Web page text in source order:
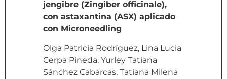
jengibre (Zingiber officinale),
con astaxantina (ASX) aplicado
con Microneedling
Olga Patricia Rodríguez, Lina Lucia
Cerpa Pineda, Yurley Tatiana
Sánchez Cabarcas, Tatiana Milena